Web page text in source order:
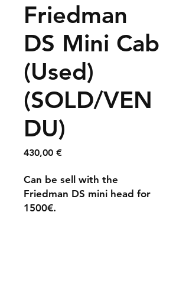
Friedman
DS Mini Cab
(Used)
(SOLD/VEN
DU)
430,00 €Prix
Can be sell with the
Friedman DS mini head for
1500€.